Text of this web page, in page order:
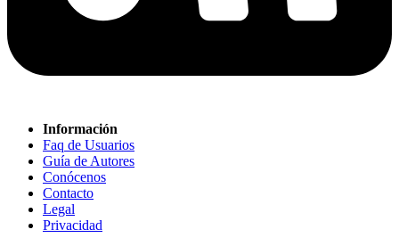
Información
Faq de Usuarios
Guía de Autores
Conócenos
Contacto
Legal
Privacidad